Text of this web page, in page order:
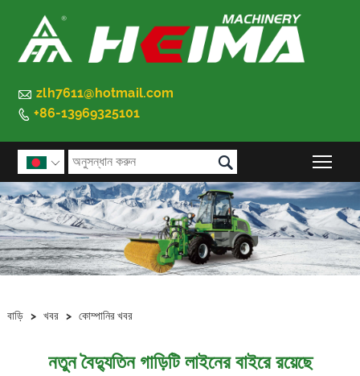
 zlh7611@hotmail.com
 +86-13969325101
 
বাড়ি > খবর > কোম্পানির খবর
নতুন বৈদ্যুতিন গাড়িটি লাইনের বাইরে রয়েছে